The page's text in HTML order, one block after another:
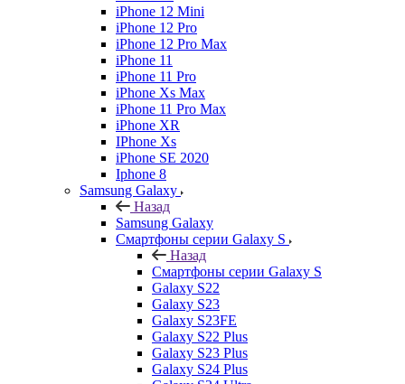
iPhone 12 Mini
iPhone 12 Pro
iPhone 12 Pro Max
iPhone 11
iPhone 11 Pro
iPhone Xs Max
iPhone 11 Pro Max
iPhone XR
IPhone Xs
iPhone SE 2020
Iphone 8
Samsung Galaxy
Назад
Samsung Galaxy
Смартфоны серии Galaxy S
Назад
Смартфоны серии Galaxy S
Galaxy S22
Galaxy S23
Galaxy S23FE
Galaxy S22 Plus
Galaxy S23 Plus
Galaxy S24 Plus